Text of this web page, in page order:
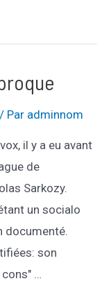
/ Par adminnom
il y a eu avant
de
Sarkozy.
un socialo
documenté.
son
…